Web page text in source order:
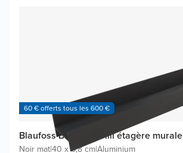
60 € offerts tous les 600 €
Blaufoss Blackline Tilli étagère murale
Noir mat|40 x 6,8 cm|Aluminium